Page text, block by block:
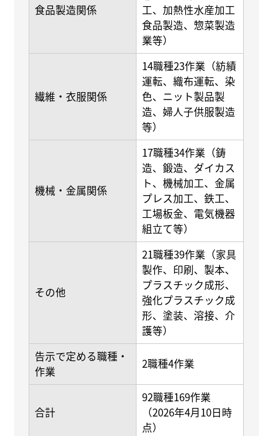
食品製造関係
工、加熱性水産加工
食品製造、惣菜製造
業等）
繊維・衣服関係
14職種23作業（紡績
運転、織布運転、染
色、ニット製品製
造、婦人子供服製造
等）
機械・金属関係
17職種34作業（鋳
造、鍛造、ダイカス
ト、機械加工、金属
プレス加工、鉄工、
工場板金、電気機器
組立て等）
その他
21職種39作業（家具
製作、印刷、製本、
プラスチック成形、
強化プラスチック成
形、塗装、溶接、介
護等）
告示で定める職種・
作業
2職種4作業
合計
92職種169作業
（2026年4月10日時
点）